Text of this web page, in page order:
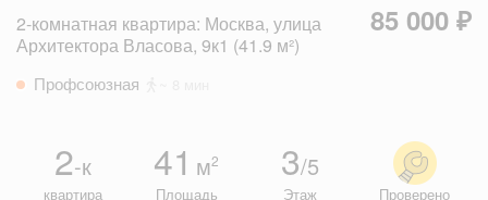
2-комнатная квартира: Москва, улица
Архитектора Власова, 9к1 (41.9 м²)
85 000 ₽
Профсоюзная
2-к
квартира
41 м2
Площадь
3/5
Этаж
Проверено